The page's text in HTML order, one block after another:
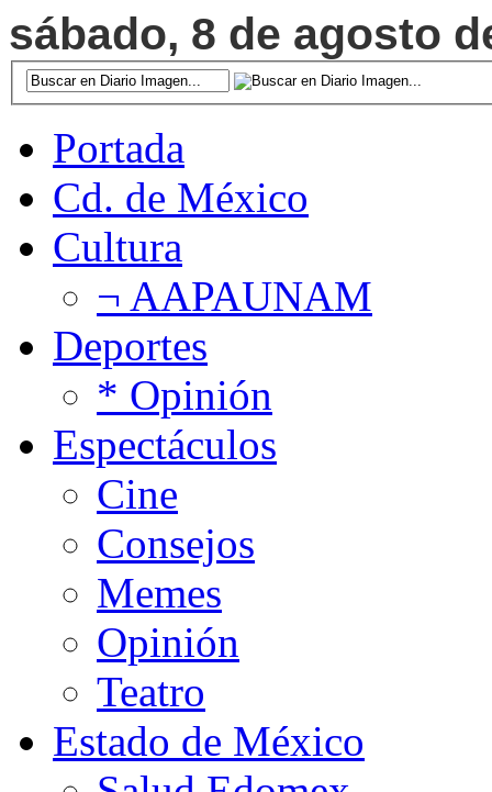
sábado, 8 de agosto
Portada
Cd. de México
Cultura
¬ AAPAUNAM
Deportes
* Opinión
Espectáculos
Cine
Consejos
Memes
Opinión
Teatro
Estado de México